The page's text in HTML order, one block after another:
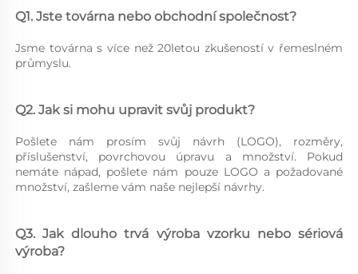
Q1. Jste továrna nebo obchodní společnost?
Jsme továrna s více než 20letou zkušeností v řemeslném
průmyslu.
Q2. Jak si mohu upravit svůj produkt?
Pošlete nám prosím svůj návrh (LOGO), rozměry,
příslušenství, povrchovou úpravu a množství. Pokud
nemáte nápad, pošlete nám pouze LOGO a požadované
množství, zašleme vám naše nejlepší návrhy.
Q3. Jak dlouho trvá výroba vzorku nebo sériová
výroba?